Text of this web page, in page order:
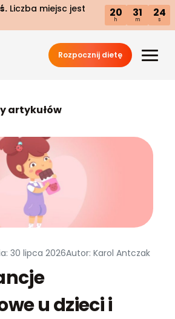
Liczba miejsc jest
20
h
31
m
23
s
Rozpocznij dietę
artykułów
30 lipca 2026Autor: Karol Antczak
u dzieci i